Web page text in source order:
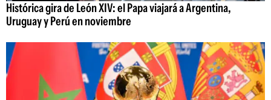
Histórica gira de León XIV: el Papa viajará a Argentina,
Uruguay y Perú en noviembre